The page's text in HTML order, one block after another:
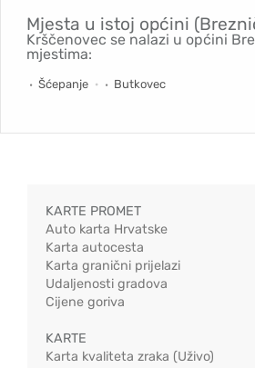
Mjesta u istoj općini
Krščenovec se nalazi u općini
mjestima:
Šćepanje Butkovec
KARTE PROMET
Auto karta Hrvatske
Karta autocesta
Karta granični prijelazi
Udaljenosti gradova
Cijene goriva
KARTE
Karta kvaliteta zraka (Uživo)